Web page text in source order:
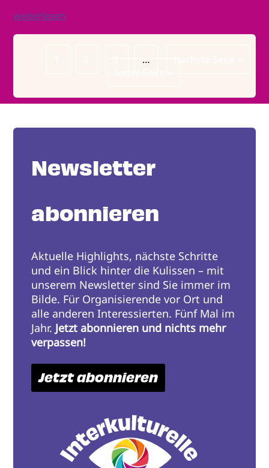
weiterlesen
…
Newsletter
abonnieren
Aktuelle Highlights, nächste Schritte
und ein Blick hinter die Kulissen – mit
unserem Newsletter sind Sie immer im
Bilde. Für Organisierende vor Ort und
alle anderen Interessierten. Fünf Mal im
Jahr. Jetzt abonnieren und nichts mehr
verpassen!
Jetzt abonnieren